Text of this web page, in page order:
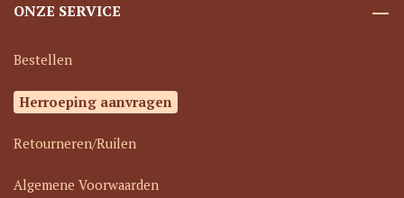
ONZE SERVICE
Bestellen
Herroeping aanvragen
Retourneren/Ruilen
Algemene Voorwaarden